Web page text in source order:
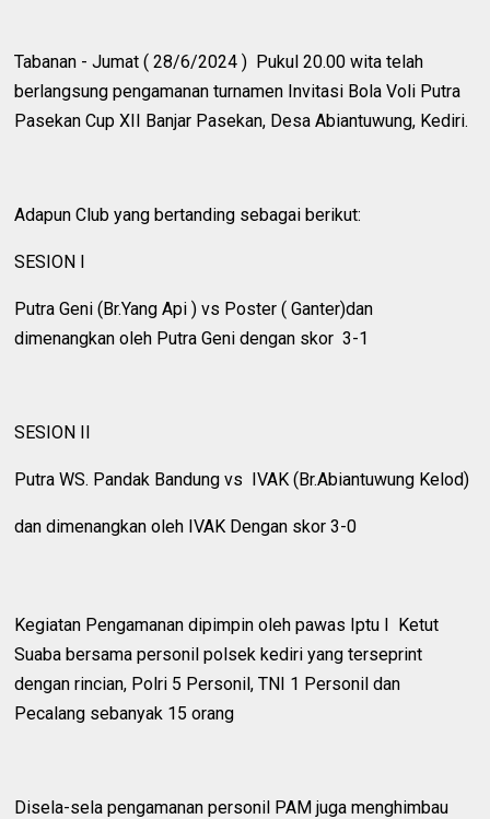
Tabanan - Jumat ( 28/6/2024 ) Pukul 20.00 wita telah
berlangsung pengamanan turnamen Invitasi Bola Voli Putra
Pasekan Cup XII Banjar Pasekan, Desa Abiantuwung, Kediri.
Adapun Club yang bertanding sebagai berikut:
SESION I
Putra Geni (Br.Yang Api ) vs Poster ( Ganter)dan
dimenangkan oleh Putra Geni dengan skor 3-1
SESION II
Putra WS. Pandak Bandung vs IVAK (Br.Abiantuwung Kelod)
dan dimenangkan oleh IVAK Dengan skor 3-0
Kegiatan Pengamanan dipimpin oleh pawas Iptu I Ketut
Suaba bersama personil polsek kediri yang terseprint
dengan rincian, Polri 5 Personil, TNI 1 Personil dan
Pecalang sebanyak 15 orang
Disela-sela pengamanan personil PAM juga menghimbau